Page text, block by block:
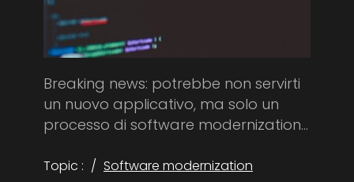
Breaking news: potrebbe non servirti
un nuovo applicativo, ma solo un
processo di software modernization...
Topic :
Software modernization